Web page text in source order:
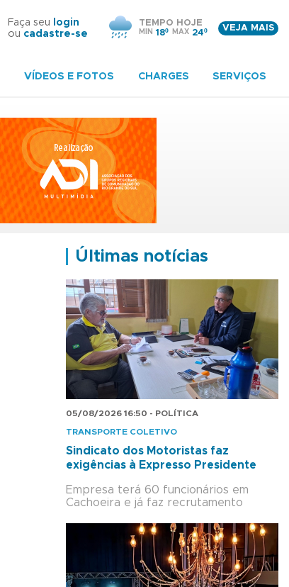
Faça seu
login
ou cadastre-se
TEMPO HOJE
MIN 18º MAX 24º
VEJA MAIS
VÍDEOS E FOTOS CHARGES SERVIÇOS
Últimas notícias
05/08/2026 16:50 - POLÍTICA
TRANSPORTE COLETIVO
Sindicato dos Motoristas faz
exigências à Expresso Presidente
Empresa terá 60 funcionários em
Cachoeira e já faz recrutamento